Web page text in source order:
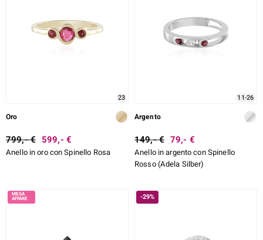
23
Oro
799,- € 599,- €
Anello in oro con Spinello Rosa
11-26
Argento
149,- € 79,- €
Anello in argento con Spinello
Rosso (Adela Silber)
-29%